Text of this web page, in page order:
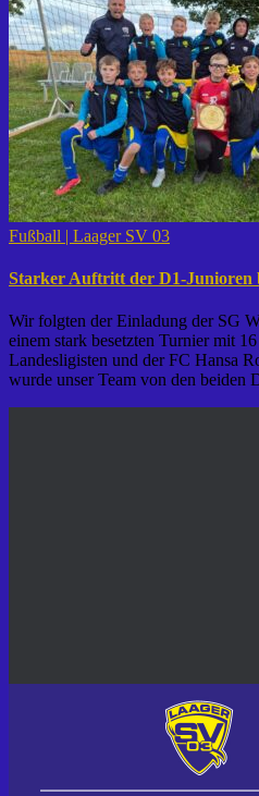
Fußball | Laager SV 03
Starker Auftritt der D1-Junioren
Wir folgten der Einladung der SG
einem stark besetzten Turnier mit
Landesligisten und der FC Hansa
wurde unser Team von den beiden